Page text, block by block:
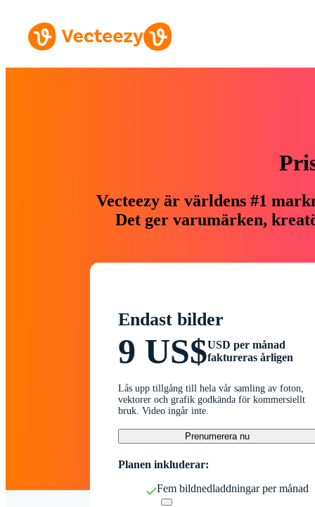
Vecteezy är världens #1
Det ger varumärken,
Endast bilder
9 US$USD per månad
faktureras årligen
Lås upp tillgång till hela vår samling av foton,
vektorer och grafik godkända för kommersiellt
bruk. Video ingår inte.
Prenumerera nu
Planen inkluderar:
Fem bildnedladdningar per månad